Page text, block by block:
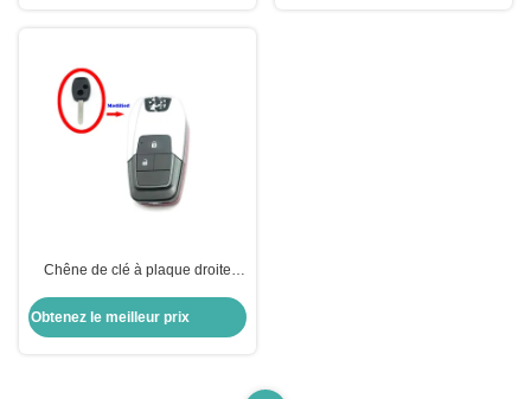
Chêne de clé à plaque droite
cuisson pliable Honda Chêne de
voiture remplacement de la
Obtenez le meilleur prix